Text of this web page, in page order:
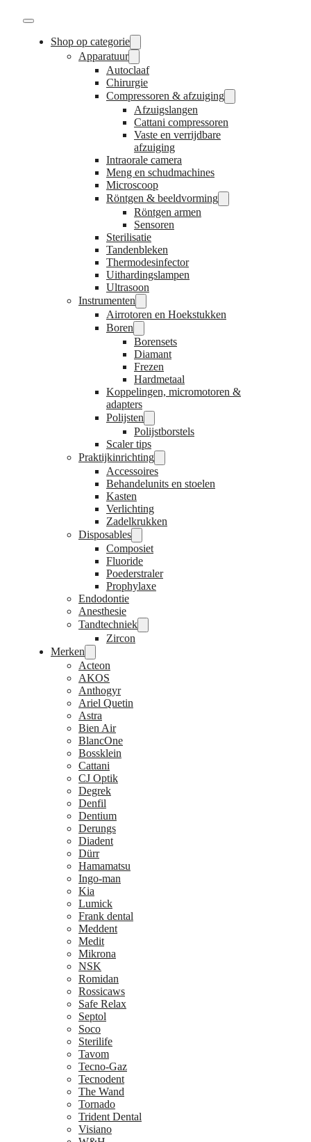
Shop op categorie
Apparatuur
Autoclaaf
Chirurgie
Compressoren & afzuiging
Afzuigslangen
Cattani compressoren
Vaste en verrijdbare
afzuiging
Intraorale camera
Meng en schudmachines
Microscoop
Röntgen & beeldvorming
Röntgen armen
Sensoren
Sterilisatie
Tandenbleken
Thermodesinfector
Uithardingslampen
Ultrasoon
Instrumenten
Airrotoren en Hoekstukken
Boren
Borensets
Diamant
Frezen
Hardmetaal
Koppelingen, micromotoren &
adapters
Polijsten
Polijstborstels
Scaler tips
Praktijkinrichting
Accessoires
Behandelunits en stoelen
Kasten
Verlichting
Zadelkrukken
Disposables
Composiet
Fluoride
Poederstraler
Prophylaxe
Endodontie
Anesthesie
Tandtechniek
Zircon
Merken
Acteon
AKOS
Anthogyr
Ariel Quetin
Astra
Bien Air
BlancOne
Bossklein
Cattani
CJ Optik
Degrek
Denfil
Dentium
Derungs
Diadent
Dürr
Hamamatsu
Ingo-man
Kia
Lumick
Frank dental
Meddent
Medit
Mikrona
NSK
Romidan
Rossicaws
Safe Relax
Septol
Soco
Sterilife
Tavom
Tecno-Gaz
Tecnodent
The Wand
Tornado
Trident Dental
Visiano